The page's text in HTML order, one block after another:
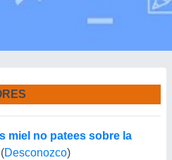
miel no patees sobre la
(Desconozco)